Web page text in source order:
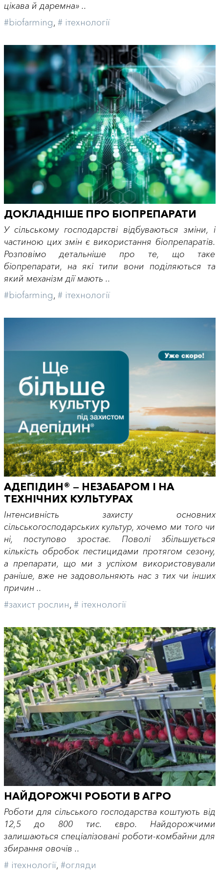
цікава й даремна» ..
#biofarming, # iтехнології
ДОКЛАДНІШЕ ПРО БІОПРЕПАРАТИ
У сільському господарстві відбуваються зміни, і
частиною цих змін є використання біопрепаратів.
Розповімо детальніше про те, що таке
біопрепарати, на які типи вони поділяються та
який механізм дії мають ..
#biofarming, # iтехнології
АДЕПІДИН® — НЕЗАБАРОМ І НА
ТЕХНІЧНИХ КУЛЬТУРАХ
Інтенсивність захисту основних
сільськогосподарських культур, хочемо ми того чи
ні, поступово зростає. Поволі збільшується
кількість обробок пестицидами протягом сезону,
а препарати, що ми з успіхом використовували
раніше, вже не задовольняють нас з тих чи інших
причин ..
#захист рослин, # iтехнології
НАЙДОРОЖЧІ РОБОТИ В АГРО
Роботи для сільського господарства коштують від
12,5 до 800 тис. євро. Найдорожчими
залишаються спеціалізовані роботи-комбайни для
збирання овочів ..
# iтехнології, #огляди